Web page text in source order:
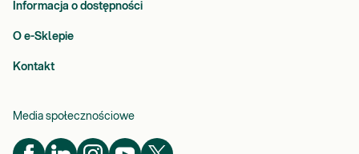
Informacja o dostępności
O e-Sklepie
Kontakt
Media społecznościowe